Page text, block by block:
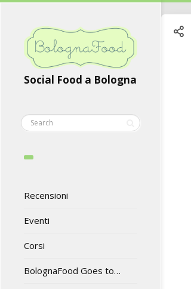
Social Food a Bologna
Recensioni
Eventi
Corsi
BolognaFood Goes to…